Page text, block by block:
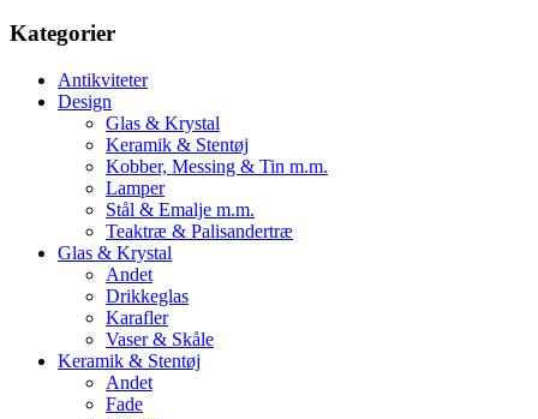
Kategorier
Antikviteter
Design
Glas & Krystal
Keramik & Stentøj
Kobber, Messing & Tin m.m.
Lamper
Stål & Emalje m.m.
Teaktræ & Palisandertræ
Glas & Krystal
Andet
Drikkeglas
Karafler
Vaser & Skåle
Keramik & Stentøj
Andet
Fade